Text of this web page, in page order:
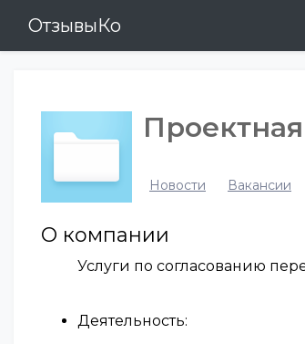
ОтзывыКо
Новости Вакансии
О компании
Услуги по согласованию
Деятельность: